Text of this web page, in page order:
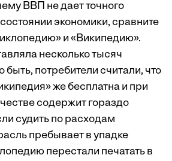
ВВП не дает точного
экономики, сравните
и «Википедию».
несколько тысяч
потребители считали, что
же бесплатна и при
содержит гораздо
судить по расходам
пребывает в упадке
перестали печатать в